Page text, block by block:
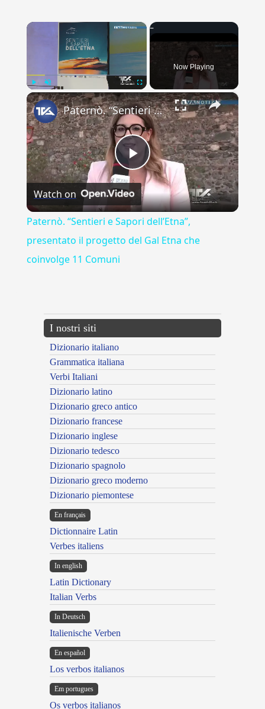
×
Play Unmute Fullscreen
Now Playing
×
Play
Video
Paternò. “Sentieri e Sapori dell’Etna”, presentato il progetto del Gal Etna che coinvolge 11 Comuni
Watch on
Paternò. “Sentieri e Sapori dell’Etna”,
presentato il progetto del Gal Etna che
coinvolge 11 Comuni
I nostri siti
Dizionario italiano
Grammatica italiana
Verbi Italiani
Dizionario latino
Dizionario greco antico
Dizionario francese
Dizionario inglese
Dizionario tedesco
Dizionario spagnolo
Dizionario greco moderno
Dizionario piemontese
En français
Dictionnaire Latin
Verbes italiens
In english
Latin Dictionary
Italian Verbs
In Deutsch
Italienische Verben
En español
Los verbos italianos
Em portugues
Os verbos italianos